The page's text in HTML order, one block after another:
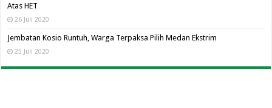
Atas HET
26 Juli 2020
Jembatan Kosio Runtuh, Warga Terpaksa Pilih Medan Ekstrim
25 Juli 2020